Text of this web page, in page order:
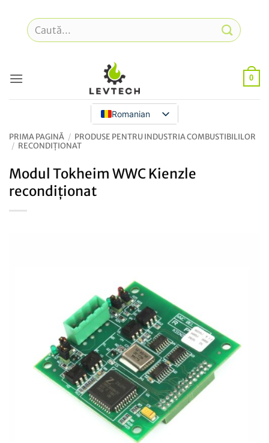
conținut
Caută
după:
0
Romanian
PRIMA PAGINĂ / PRODUSE PENTRU INDUSTRIA COMBUSTIBILILOR
/ RECONDIȚIONAT
Modul Tokheim WWC Kienzle
recondiționat